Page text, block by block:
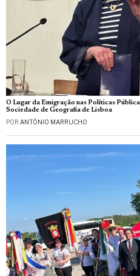
O Lugar da Emigração nas Políticas
Sociedade de Geografia de Lisboa
POR ANTÓNIO MARRUCHO